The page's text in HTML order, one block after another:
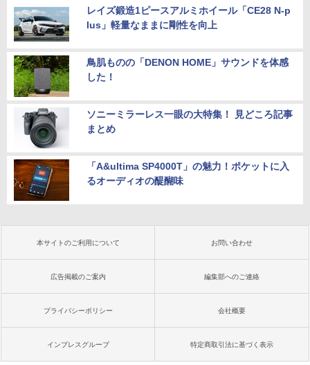
レイズ鍛造1ピースアルミホイール「CE28 N-p
lus」軽量なままに剛性を向上
鳥肌ものの「DENON HOME」サウンドを体感
した！
ソニーミラーレス一眼の大特集！ 見どころ記事
まとめ
「A&ultima SP4000T」の魅力！ポケットに入
るオーディオの醍醐味
本サイトのご利用について お問い合わせ
広告掲載のご案内 編集部へのご連絡
プライバシーポリシー 会社概要
インプレスグループ 特定商取引法に基づく表示